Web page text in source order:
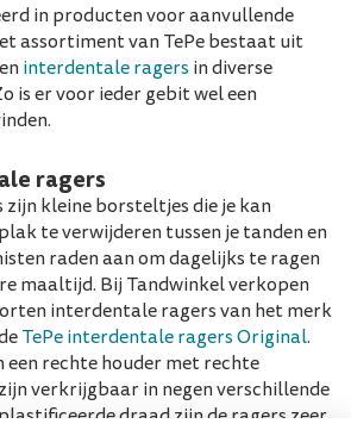
in producten voor aanvullende
assortiment van TePe bestaat uit
interdentale ragers in diverse
is er voor ieder gebit wel een
ragers
kleine borsteltjes die je kan
te verwijderen tussen je tanden en
raden aan om dagelijks te ragen
maaltijd. Bij Tandwinkel verkopen
interdentale ragers van het merk
TePe interdentale ragers Original.
een rechte houder met rechte
verkrijgbaar in negen verschillende
draad zijn de ragers zeer